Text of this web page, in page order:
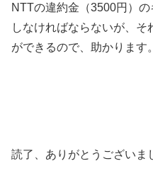
NTTの違約金（3500円）
しなければならないが、そ
ができるので、助かります。
読了、ありがとうございま